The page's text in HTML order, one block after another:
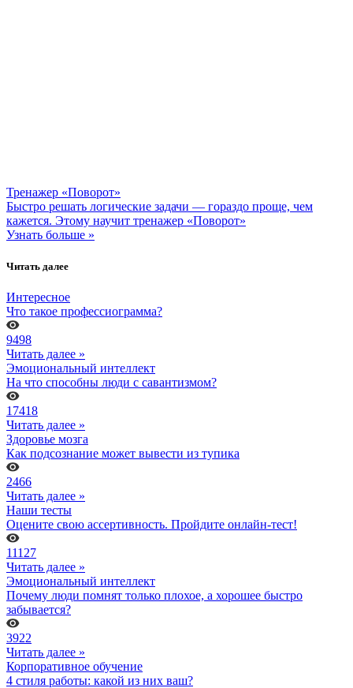
Тренажер «Поворот»
Быстро решать логические задачи — гораздо проще, чем
кажется. Этому научит тренажер «Поворот»
Узнать больше »
Читать далее
Интересное
Что такое профессиограмма?
9498
Читать далее »
Эмоциональный интеллект
На что способны люди с савантизмом?
17418
Читать далее »
Здоровье мозга
Как подсознание может вывести из тупика
2466
Читать далее »
Наши тесты
Оцените свою ассертивность. Пройдите онлайн-тест!
11127
Читать далее »
Эмоциональный интеллект
Почему люди помнят только плохое, а хорошее быстро
забывается?
3922
Читать далее »
Корпоративное обучение
4 стиля работы: какой из них ваш?